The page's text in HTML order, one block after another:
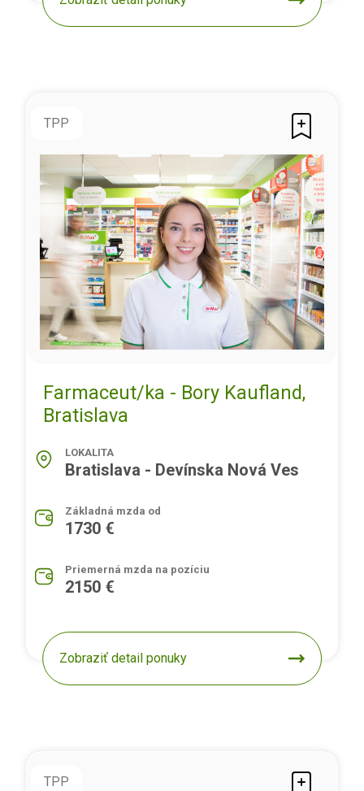
TPP
Farmaceut/ka - Bory Kaufland,
Bratislava
LOKALITA
Bratislava - Devínska Nová Ves
Základná mzda od
1730 €
Priemerná mzda na pozíciu
2150 €
Zobraziť detail ponuky
TPP